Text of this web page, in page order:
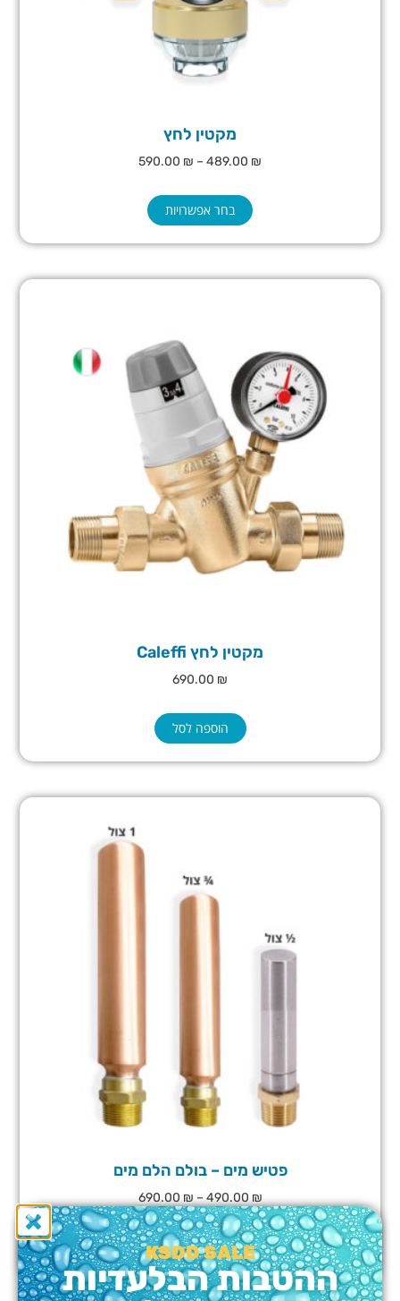
מקטין לחץ
489.00 ₪
–
590.00 ₪
בחר אפשרויות
מקטין לחץ Caleffi
690.00 ₪
הוספה לסל
פטיש מים – בולם הלם מים
490.00 ₪
–
690.00 ₪
בחר אפשרויות
KSDD SALE
ההטבות הבלעדיות